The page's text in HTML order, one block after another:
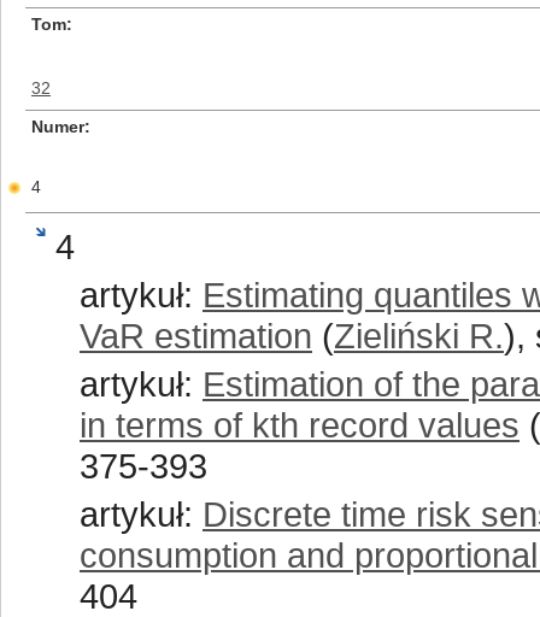
Tom
32
Numer
4
4
artykuł: Estimating quantiles
VaR estimation (Zieliński R.),
artykuł: Estimation of the
in terms of kth record values (
375-393
artykuł: Discrete time risk
consumption and
404